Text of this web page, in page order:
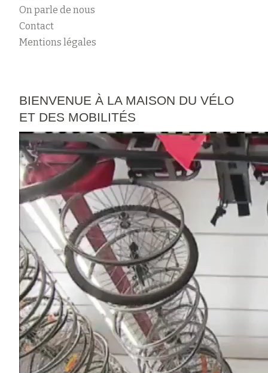
On parle de nous
Contact
Mentions légales
BIENVENUE À LA MAISON DU VÉLO
ET DES MOBILITÉS